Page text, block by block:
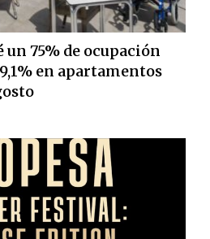
75% de ocupación
en apartamentos